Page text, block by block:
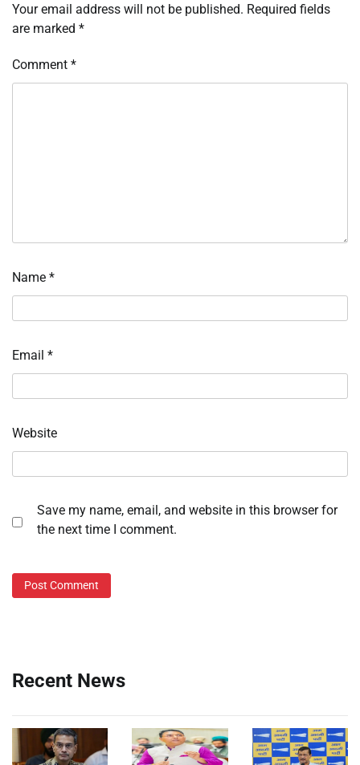
Your email address will not be published. Required fields
are marked *
Comment *
Name *
Email *
Website
Save my name, email, and website in this browser for
the next time I comment.
Recent News